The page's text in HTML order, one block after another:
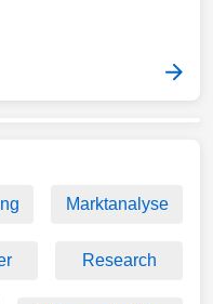
Marktanalyse
Research